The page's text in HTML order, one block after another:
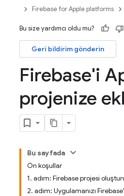
Firebase for Apple platforms
Bu size yardımcı oldu mu?
Geri bildirim gönderin
Firebase'i
projenize
Bu sayfada
Ön koşullar
1. adım: Firebase projesi
2. adım: Uygulamanızı